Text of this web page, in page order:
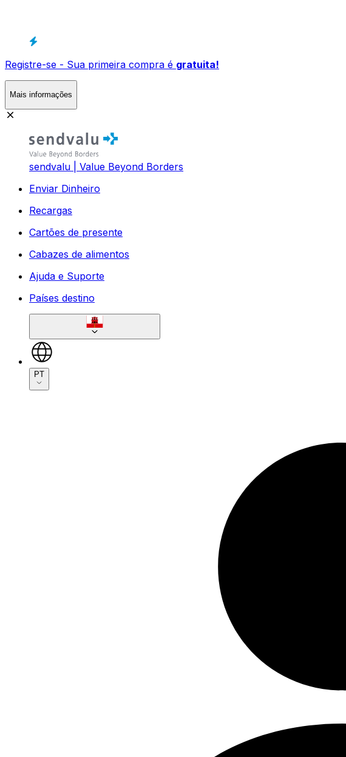
Registre-se - Sua primeira compra é gratuita!
Mais informações
sendvalu | Value Beyond Borders
Enviar Dinheiro
Recargas
Cartões de presente
Cabazes de alimentos
Ajuda e Suporte
Países destino
PT